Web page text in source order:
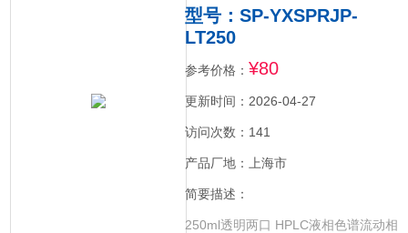
型号：SP-YXSPRJP-
LT250
参考价格： ¥80
更新时间：2026-04-27
访问次数：141
产品厂地：上海市
简要描述：
250ml透明两口 HPLC液相色谱流动相